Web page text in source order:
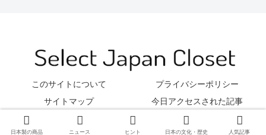
このサイトについて
プライバシーポリシー
サイトマップ
今日アクセスされた記事
© 2012 Select Japan Closet.
日本製の商品 ニュース ヒント 日本の文化・歴史 人気記事